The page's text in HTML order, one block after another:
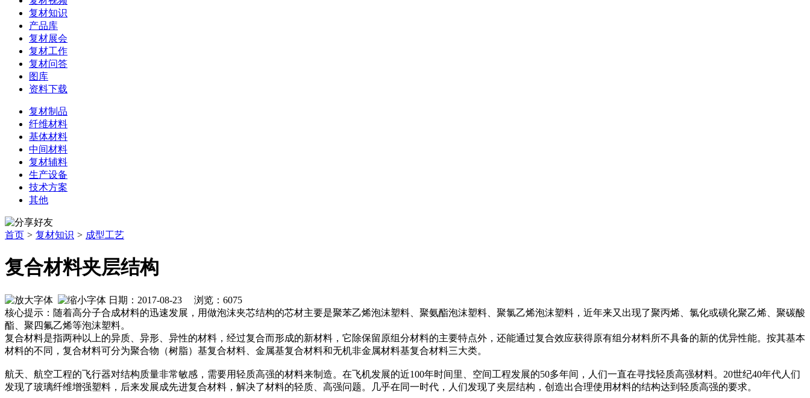
复材知识
产品库
复材展会
复材工作
复材问答
图库
资料下载
复材制品
纤维材料
基体材料
中间材料
复材辅料
生产设备
技术方案
其他
首页 > 复材知识 > 成型工艺
复合材料夹层结构
日期：2017-08-23 浏览： 6075
核心提示：随着高分子合成材料的迅速发展，用做泡沫夹芯结构的芯材主要是聚苯乙烯泡沫塑料、聚氨酯泡沫塑料、聚氯乙烯泡沫塑料，近年来又出现了聚丙烯、氯化或磺化聚乙烯、聚碳酸
酯、聚四氟乙烯等泡沫塑料。
复合材料是指两种以上的异质、异形、异性的材料，经过复合而形成的新材料，它除保留原组分材料的主要特点外，还能通过复合效应获得原有组分材料所不具备的新的优异性能。按其基本
材料的不同，复合材料可分为聚合物（树脂）基复合材料、金属基复合材料和无机非金属材料基复合材料三大类。
​航天、航空工程的飞行器对结构质量非常敏感，需要用轻质高强的材料来制造。在飞机发展的近100年时间里、空间工程发展的50多年间，人们一直在寻找轻质高强材料。20世纪40年代人们
发现了玻璃纤维增强塑料，后来发展成先进复合材料，解决了材料的轻质、高强问题。几乎在同一时代，人们发现了夹层结构，创造出合理使用材料的结构达到轻质高强的要求。